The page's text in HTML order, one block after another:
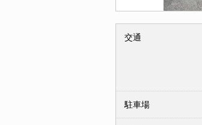
交通
駐車場